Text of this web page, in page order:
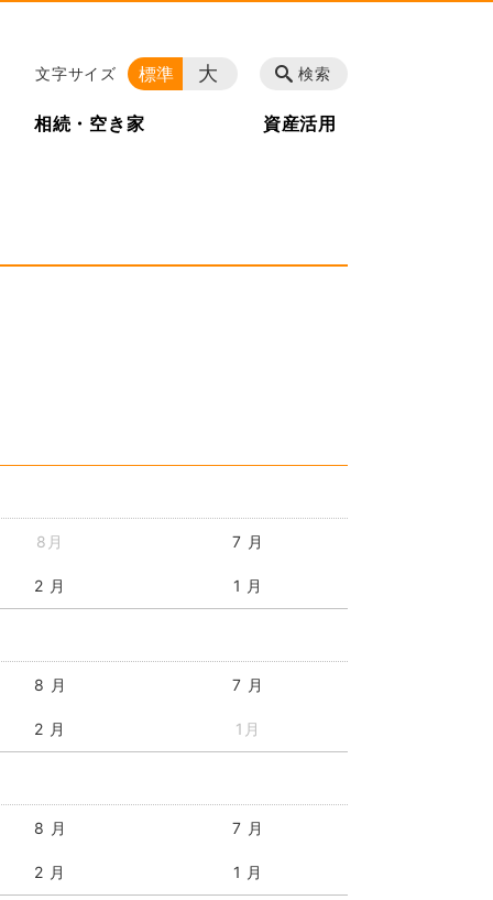
相続・空き家 資産活用
検索
文字サイズ 標準 大
8月 7 月
2 月 1 月
8 月 7 月
2 月 1月
8 月 7 月
2 月 1 月